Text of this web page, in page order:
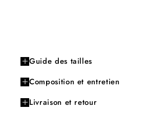
Guide des tailles
Composition et entretien
Livraison et retour